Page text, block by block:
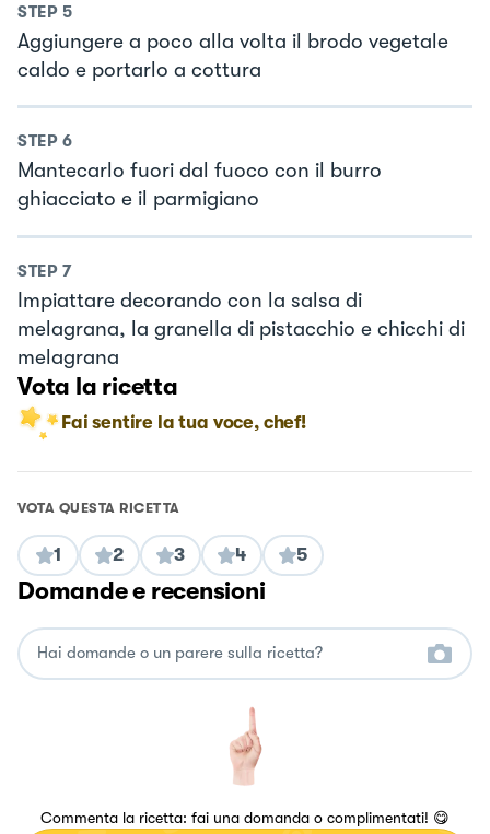
STEP 5
Aggiungere a poco alla volta il brodo vegetale
caldo e portarlo a cottura
STEP 6
Mantecarlo fuori dal fuoco con il burro
ghiacciato e il parmigiano
STEP 7
Impiattare decorando con la salsa di
melagrana, la granella di pistacchio e chicchi di
melagrana
Vota la ricetta
Fai sentire la tua voce, chef!
VOTA QUESTA RICETTA
1 2 3 4 5
Domande e recensioni
Commenta la ricetta: fai una domanda o complimentati! 😋